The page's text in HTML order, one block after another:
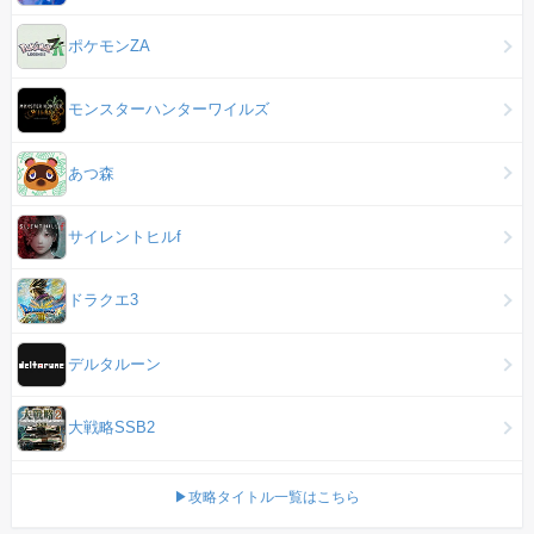
ポケモンZA
モンスターハンターワイルズ
あつ森
サイレントヒルf
ドラクエ3
デルタルーン
大戦略SSB2
▶攻略タイトル一覧はこちら